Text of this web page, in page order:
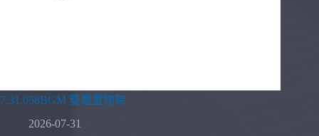
7.31.058BGM 雙層置物架
2026-07-31